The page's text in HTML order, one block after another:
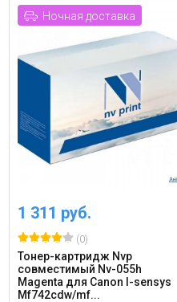
Ночная доставка
1 311 руб.
(0)
Тонер-картридж Nvp
совместимый Nv-055h
Magenta для Canon I-sensys
Mf742cdw/mf...